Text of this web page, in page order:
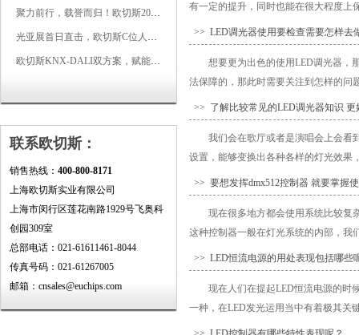
聚力前行，载誉而归！欧切斯2026光亚展完美收官
光亚展首日直击，欧切斯C位人气爆棚-双奖加冕，实力再出圈
欧切斯KNX-DALI双方案，赋能广州有马空间日式轻奢静谧之光
联系欧切斯：
销售热线： 400-800-8171
上海欧切斯实业有限公司
上海市闵行区莲花南路1929号飞奥科
创园309室
总部电话：021-61611461-8044
传真号码：021-61267005
邮箱：cnsales@euchips.com
有一定的提升，同时也能在很大程度上
>> LED调光器使用要检查需要怎样去
想要更为出色的使用LED调光器，
法保障的，那此时需要关注到怎样的问
>> 了解比较常见的LED调光器知识 更
我们会在歌厅或者是演唱会上会看
设置，能够变换出各种各样的灯光效果
>> 要想发挥dmx512控制器 就要掌握
现在很多地方都会使用系统比较复
这种控制器一般在灯光系统的内部，我
>> LED恒流电源的用处表现包括哪些
现在人们在提起LED恒流电源的时
一种，在LED发光运用当中有着极其关